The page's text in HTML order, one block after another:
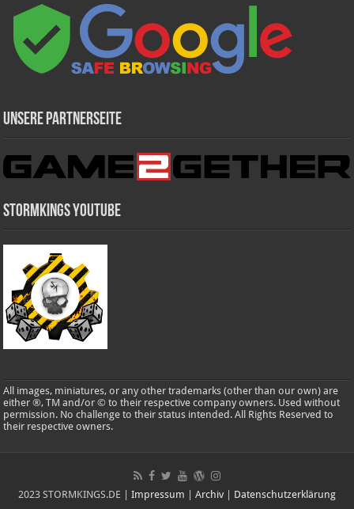
Unsere Partnerseite
Stormkings Youtube
All images, miniatures, or any other trademarks (other than our own) are
either ®, TM and/or © to their respective company owners. Used without
permission. No challenge to their status intended. All Rights Reserved to
their respective owners.
2023 STORMKINGS.DE | Impressum | Archiv | Datenschutzerklärung